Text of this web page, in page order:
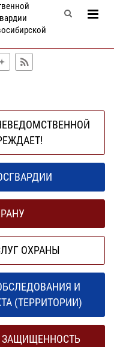
ОХРАНЫ
И
(ТЕРРИТОРИИ)
ЗАЩИЩЕННОСТЬ